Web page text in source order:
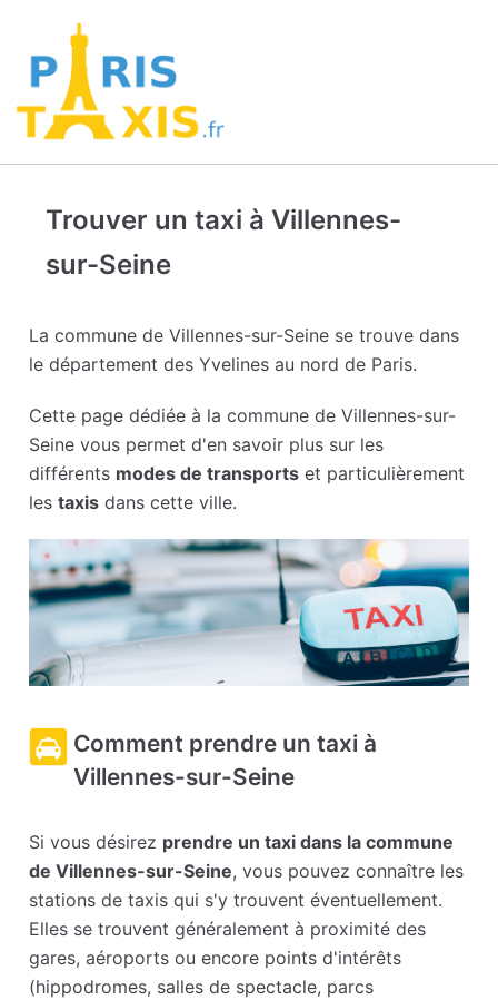
Trouver un taxi à Villennes-
sur-Seine
La commune de Villennes-sur-Seine se trouve dans
le département des Yvelines au nord de Paris.
Cette page dédiée à la commune de Villennes-sur-
Seine vous permet d'en savoir plus sur les
différents modes de transports et particulièrement
lestaxis dans cette ville.
Comment prendre un taxi à
Villennes-sur-Seine
Si vous désirez prendre un taxi dans la commune
de Villennes-sur-Seine, vous pouvez connaître les
stations de taxis qui s'y trouvent éventuellement.
Elles se trouvent généralement à proximité des
gares, aéroports ou encore points d'intérêts
(hippodromes, salles de spectacle, parcs